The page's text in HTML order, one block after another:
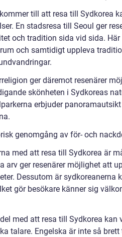
till att resa till Sydkorea
En stadsresa till Seoul ger
och tradition sida vid sida.
och samtidigt uppleva
ger däremot resenärer
skönheten i Sydkoreas
erbjuder
genomgång av för- och
med att resa till Sydkorea är
arv ger resenärer möjlighet att
Dessutom är
gör besökare känner sig
med att resa till Sydkorea kan
talare. Engelska är inte så